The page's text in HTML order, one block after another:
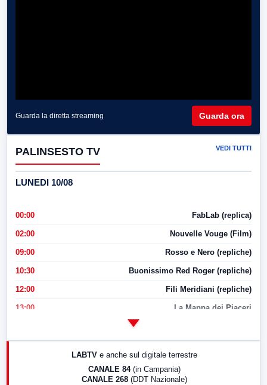
Guarda la diretta streaming Guarda ora
PALINSESTO TV VEDI TUTTI
LUNEDI 10/08
00:00 FabLab (replica)
02:00 Nouvelle Vouge (Film)
09:00 Rosso e Nero (repliche)
10:30 Buonissimo Red Roger (repliche)
12:00 Fili Meridiani (repliche)
13:00 La Mappa dei Piaceri
LABTV e anche sul digitale terrestre
CANALE 84 (in Campania)
CANALE 268 (DDT Nazionale)